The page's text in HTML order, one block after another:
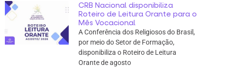
CRB Nacional disponibiliza
Roteiro de Leitura Orante para o
Mês Vocacional
A Conferência dos Religiosos do Brasil,
por meio do Setor de Formação,
disponibiliza o Roteiro de Leitura
Orante de agosto